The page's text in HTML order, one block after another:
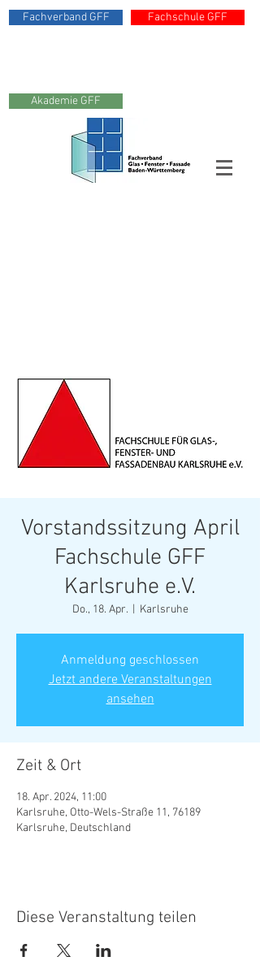
Fachverband GFF Fachschule GFF
Akademie GFF
Vorstandssitzung April
Fachschule GFF
Karlsruhe e.V.
Do., 18. Apr.
  |
Karlsruhe
Anmeldung geschlossen
Jetzt andere Veranstaltungen
ansehen
Zeit & Ort
18. Apr. 2024, 11:00
Karlsruhe, Otto-Wels-Straße 11, 76189
Karlsruhe, Deutschland
Diese Veranstaltung teilen